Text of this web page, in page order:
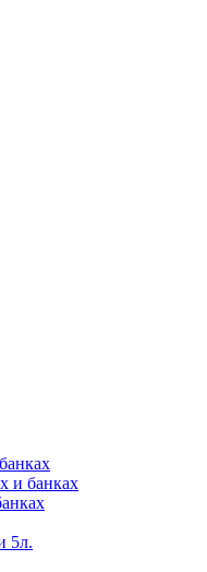
и банках
5л.